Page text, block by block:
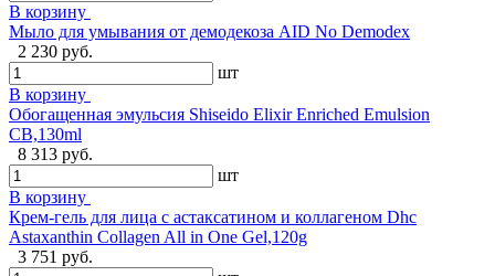
В корзину
Мыло для умывания от демодекоза AID No Demodex
2 230 руб.
шт
В корзину
Обогащенная эмульсия Shiseido Elixir Enriched Emulsion
CB,130ml
8 313 руб.
шт
В корзину
Крем-гель для лица с астаксатином и коллагеном Dhc
Astaxanthin Collagen All in One Gel,120g
3 751 руб.